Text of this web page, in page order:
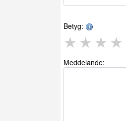
Betyg:
★ ★ ★ ★
Meddelande: